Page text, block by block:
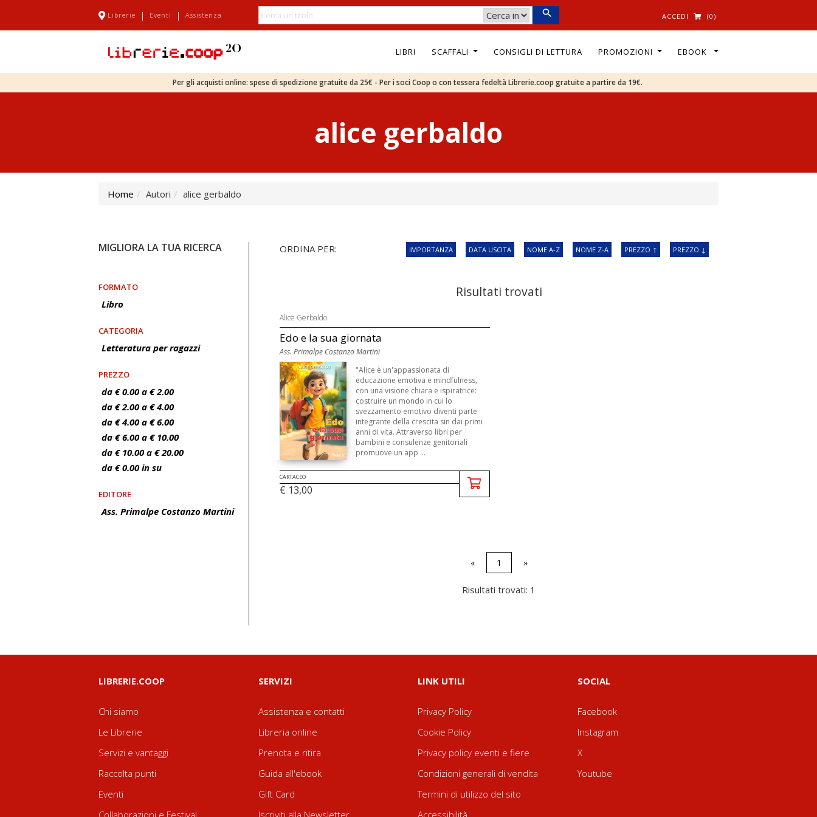
Librerie | Eventi | Assistenza ACCEDI (0)
LIBRI SCAFFALI CONSIGLI DI LETTURA PROMOZIONI EBOOK
Per gli acquisti online: spese di spedizione gratuite da 25€ - Per i soci Coop o con tessera fedeltà Librerie.coop gratuite a partire da 19€.
alice gerbaldo
Home Autori alice gerbaldo
MIGLIORA LA TUA RICERCA
FORMATO
Libro
CATEGORIA
Letteratura per ragazzi
PREZZO
da € 0.00 a € 2.00
da € 2.00 a € 4.00
da € 4.00 a € 6.00
da € 6.00 a € 10.00
da € 10.00 a € 20.00
da € 0.00 in su
EDITORE
Ass. Primalpe Costanzo Martini
ORDINA PER: IMPORTANZA DATA USCITA NOME A-Z NOME Z-A PREZZO ↑ PREZZO ↓
Risultati trovati
Alice Gerbaldo
Edo e la sua giornata
Ass. Primalpe Costanzo Martini
"Alice è un'appassionata di
educazione emotiva e mindfulness,
con una visione chiara e ispiratrice:
costruire un mondo in cui lo
svezzamento emotivo diventi parte
integrante della crescita sin dai primi
anni di vita. Attraverso libri per
bambini e consulenze genitoriali
promuove un app ...
CARTACEO
€ 13,00
« 1 »
Risultati trovati: 1
LIBRERIE.COOP
Chi siamo
Le Librerie
Servizi e vantaggi
Raccolta punti
Eventi
Collaborazioni e Festival
SERVIZI
Assistenza e contatti
Libreria online
Prenota e ritira
Guida all'ebook
Gift Card
Iscriviti alla Newsletter
LINK UTILI
Privacy Policy
Cookie Policy
Privacy policy eventi e fiere
Condizioni generali di vendita
Termini di utilizzo del sito
Accessibilità
SOCIAL
Facebook
Instagram
X
Youtube